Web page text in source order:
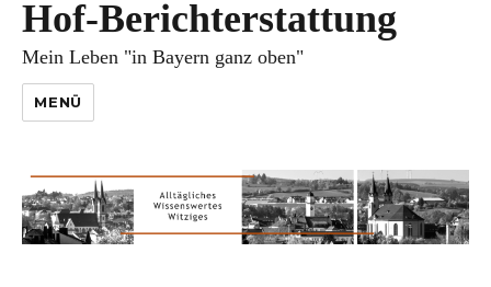
Hof-Berichterstattung
Mein Leben "in Bayern ganz oben"
MENÜ